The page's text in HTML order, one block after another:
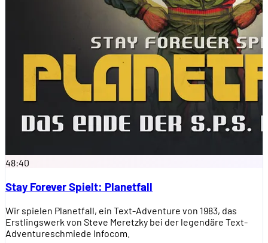
48:40
Stay Forever Spielt: Planetfall
Wir spielen Planetfall, ein Text-Adventure von 1983, das
Erstlingswerk von Steve Meretzky bei der legendäre Text-
Adventureschmiede Infocom.